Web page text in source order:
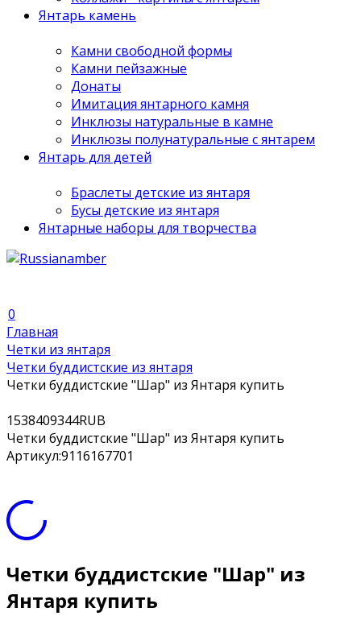
Янтарь камень
Камни свободной формы
Камни пейзажные
Донаты
Имитация янтарного камня
Инклюзы натуральные в камне
Инклюзы полунатуральные с янтарем
Янтарь для детей
Браслеты детские из янтаря
Бусы детские из янтаря
Янтарные наборы для творчества
0
Главная
Четки из янтаря
Четки буддистские из янтаря
Четки буддистские "Шар" из Янтаря купить
1538409344RUB
Четки буддистские "Шар" из Янтаря купить
Артикул:9116167701
Четки буддистские "Шар" из
Янтаря купить